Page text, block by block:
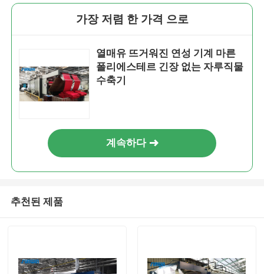
가장 저렴 한 가격 으로
열매유 뜨거워진 연성 기계 마른
폴리에스테르 긴장 없는 자루직물
수축기
계속하다
추천된 제품